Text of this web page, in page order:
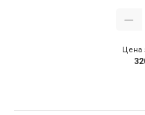
Цена